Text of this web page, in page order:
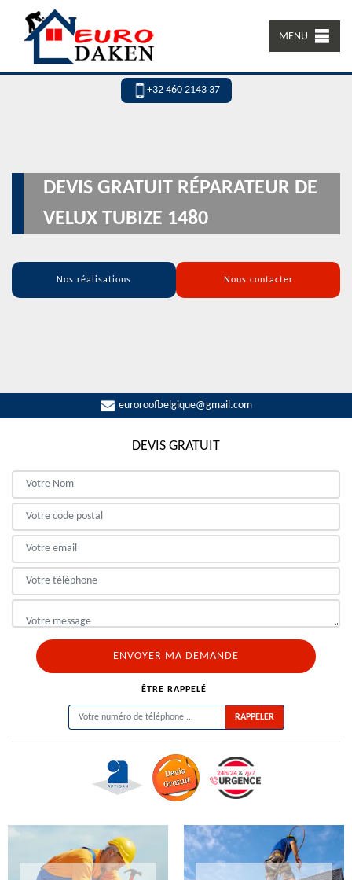
MENU
+32 460 2143 37
DEVIS GRATUIT RÉPARATEUR DE
VELUX TUBIZE 1480
Nos réalisations Nous contacter
euroroofbelgique@gmail.com
DEVIS GRATUIT
ÊTRE RAPPELÉ